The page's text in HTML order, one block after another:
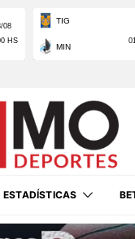
ESTADÍSTICAS